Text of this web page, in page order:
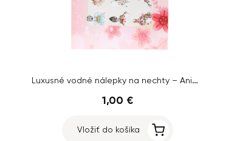
Luxusné vodné nálepky na nechty – Animal – YZW-3074
1,00 €
Vložiť do košíka